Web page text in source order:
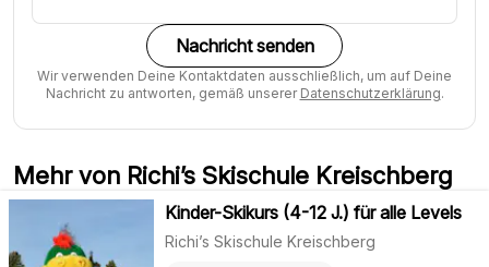
Nachricht senden
Wir verwenden Deine Kontaktdaten ausschließlich, um auf Deine
Nachricht zu antworten, gemäß unserer Datenschutzerklärung.
Mehr von Richi’s Skischule Kreischberg
Kinder-Skikurs (4-12 J.) für alle Levels
Richi’s Skischule Kreischberg